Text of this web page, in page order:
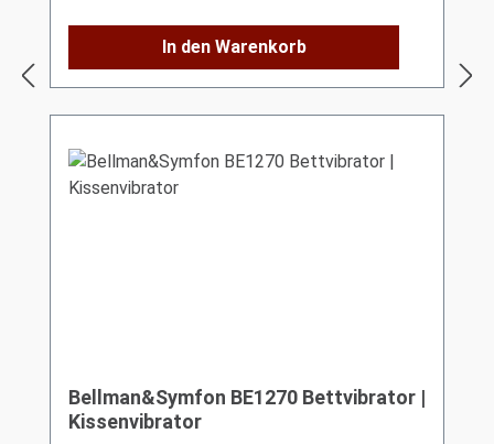
In den Warenkorb
Bellman&Symfon BE1270 Bettvibrator |
Kissenvibrator